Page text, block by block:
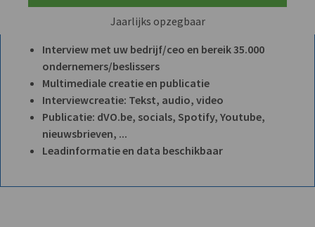
Jaarlijks opzegbaar
Interview met uw bedrijf/ceo en bereik 35.000
ondernemers/beslissers
Multimediale creatie en publicatie
Interviewcreatie: Tekst, audio, video
Publicatie: dVO.be, socials, Spotify, Youtube,
nieuwsbrieven, ...
Leadinformatie en data beschikbaar